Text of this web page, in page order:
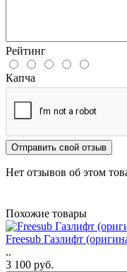
Рейтинг
Капча
Отправить свой отзыв
Нет отзывов об этом
Похожие товары
Freesub Газлифт
..
3 100 руб.